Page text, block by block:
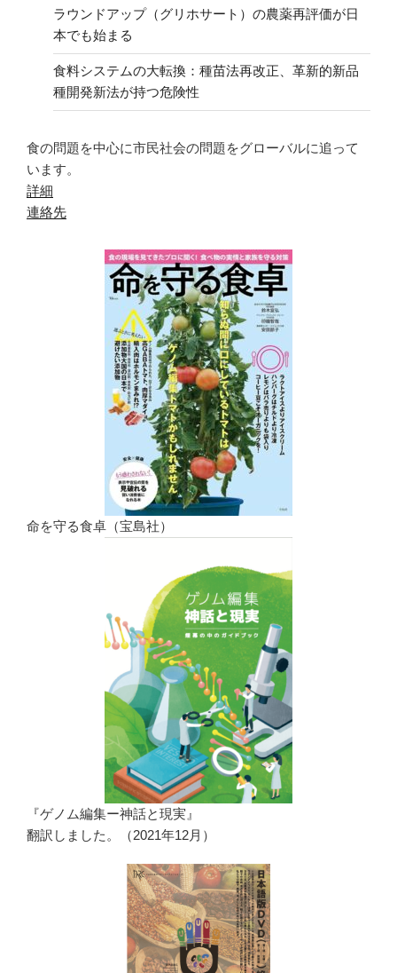
ラウンドアップ（グリホサート）の農薬再評価が日
本でも始まる
食料システムの大転換：種苗法再改正、革新的新品
種開発新法が持つ危険性
食の問題を中心に市民社会の問題をグローバルに追って
います。
詳細
連絡先
命を守る食卓（宝島社）
『ゲノム編集ー神話と現実』
翻訳しました。（2021年12月）